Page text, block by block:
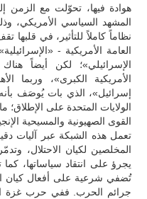
هوادة فيها، تحوّلت مع الزمن
المشهد السياسي الأمريكي،
نظاماً كاملاً للتأثير، في
العامة الأمريكية -
الإسرائيلي»؛ لكن أيضاً
الأمريكية الكبرى»، وربما
إسرائيل»، الذي بات يُوصَف
الولايات المتحدة على
القوى الصهيونية والمسيحية
تعمل هذه الشبكة عبر آليات
المخلصين لكيان الاحتلال،
يجرؤ على انتقاد سياساتها،
تُضفي شرعية على أفعال كيان
جرائم الحرب. ففي حرب غزة